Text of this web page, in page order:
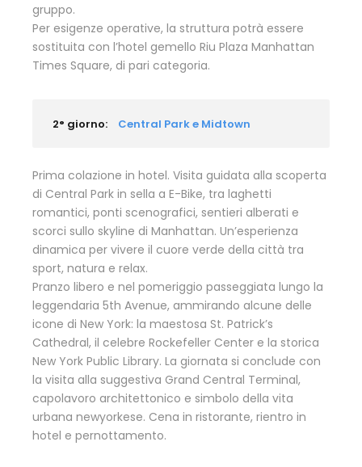
gruppo.
Per esigenze operative, la struttura potrà essere
sostituita con l’hotel gemello Riu Plaza Manhattan
Times Square, di pari categoria.
2° giorno: Central Park e Midtown
Prima colazione in hotel. Visita guidata alla scoperta
di Central Park in sella a E-Bike, tra laghetti
romantici, ponti scenografici, sentieri alberati e
scorci sullo skyline di Manhattan. Un’esperienza
dinamica per vivere il cuore verde della città tra
sport, natura e relax.
Pranzo libero e nel pomeriggio passeggiata lungo la
leggendaria 5th Avenue, ammirando alcune delle
icone di New York: la maestosa St. Patrick’s
Cathedral, il celebre Rockefeller Center e la storica
New York Public Library. La giornata si conclude con
la visita alla suggestiva Grand Central Terminal,
capolavoro architettonico e simbolo della vita
urbana newyorkese. Cena in ristorante, rientro in
hotel e pernottamento.